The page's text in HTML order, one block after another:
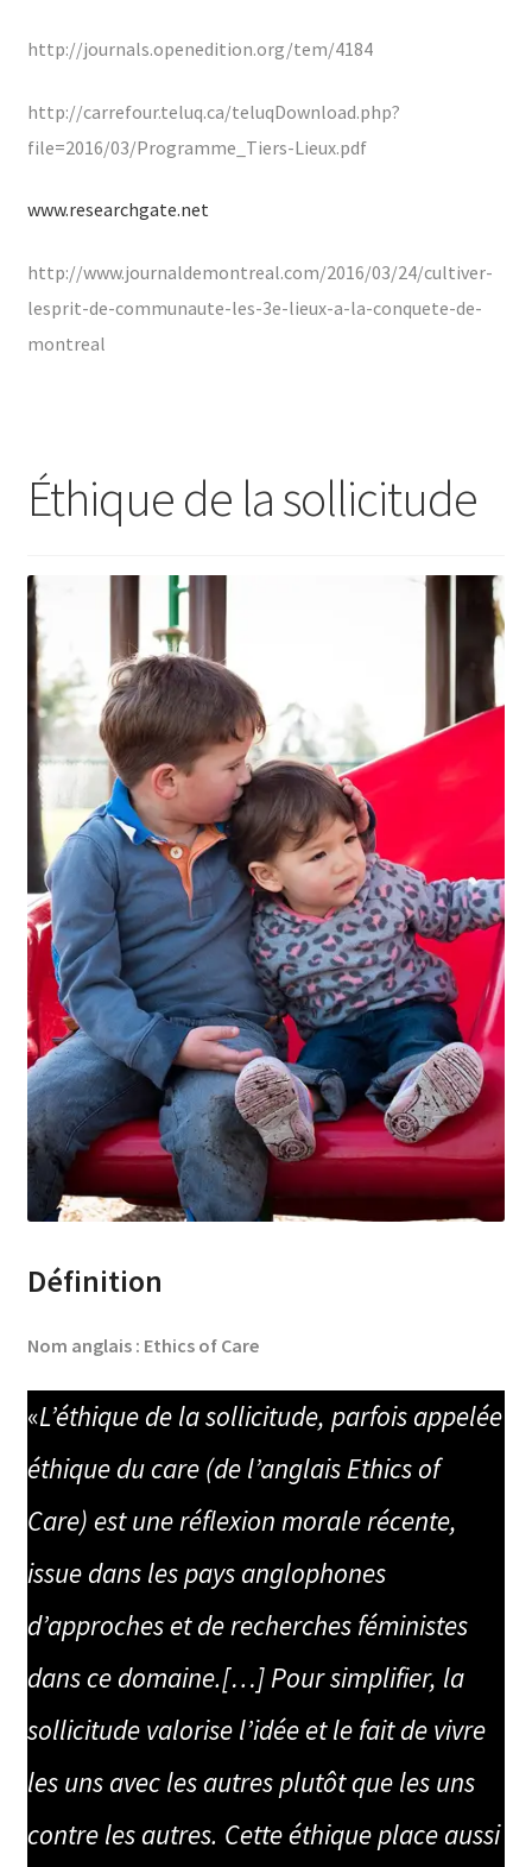
http://journals.openedition.org/tem/4184
http://carrefour.teluq.ca/teluqDownload.php?
file=2016/03/Programme_Tiers-Lieux.pdf
www.researchgate.net
http://www.journaldemontreal.com/2016/03/24/cultiver-
lesprit-de-communaute-les-3e-lieux-a-la-conquete-de-
montreal
Éthique de la sollicitude
Définition
Nom anglais : Ethics of Care
«L’éthique de la sollicitude, parfois appelée
éthique du care (de l’anglais Ethics of
Care) est une réflexion morale récente,
issue dans les pays anglophones
d’approches et de recherches féministes
dans ce domaine.[…] Pour simplifier, la
sollicitude valorise l’idée et le fait de vivre
les uns avec les autres plutôt que les uns
contre les autres. Cette éthique place aussi